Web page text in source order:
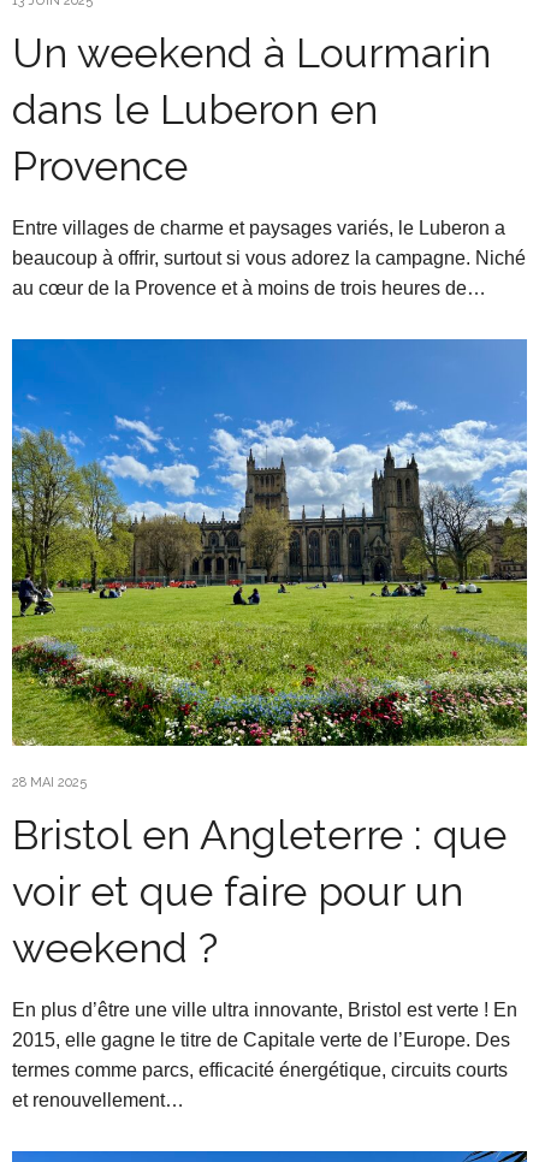
Un weekend à Lourmarin
dans le Luberon en
Provence
Entre villages de charme et paysages variés, le Luberon a
beaucoup à offrir, surtout si vous adorez la campagne. Niché
au cœur de la Provence et à moins de trois heures de…
28 MAI 2025
Bristol en Angleterre : que
voir et que faire pour un
weekend ?
En plus d’être une ville ultra innovante, Bristol est verte ! En
2015, elle gagne le titre de Capitale verte de l’Europe. Des
termes comme parcs, efficacité énergétique, circuits courts
et renouvellement…